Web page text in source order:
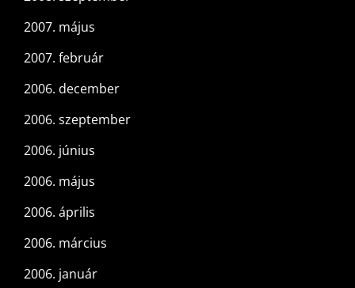
2007. május
2007. február
2006. december
2006. szeptember
2006. június
2006. május
2006. április
2006. március
2006. január